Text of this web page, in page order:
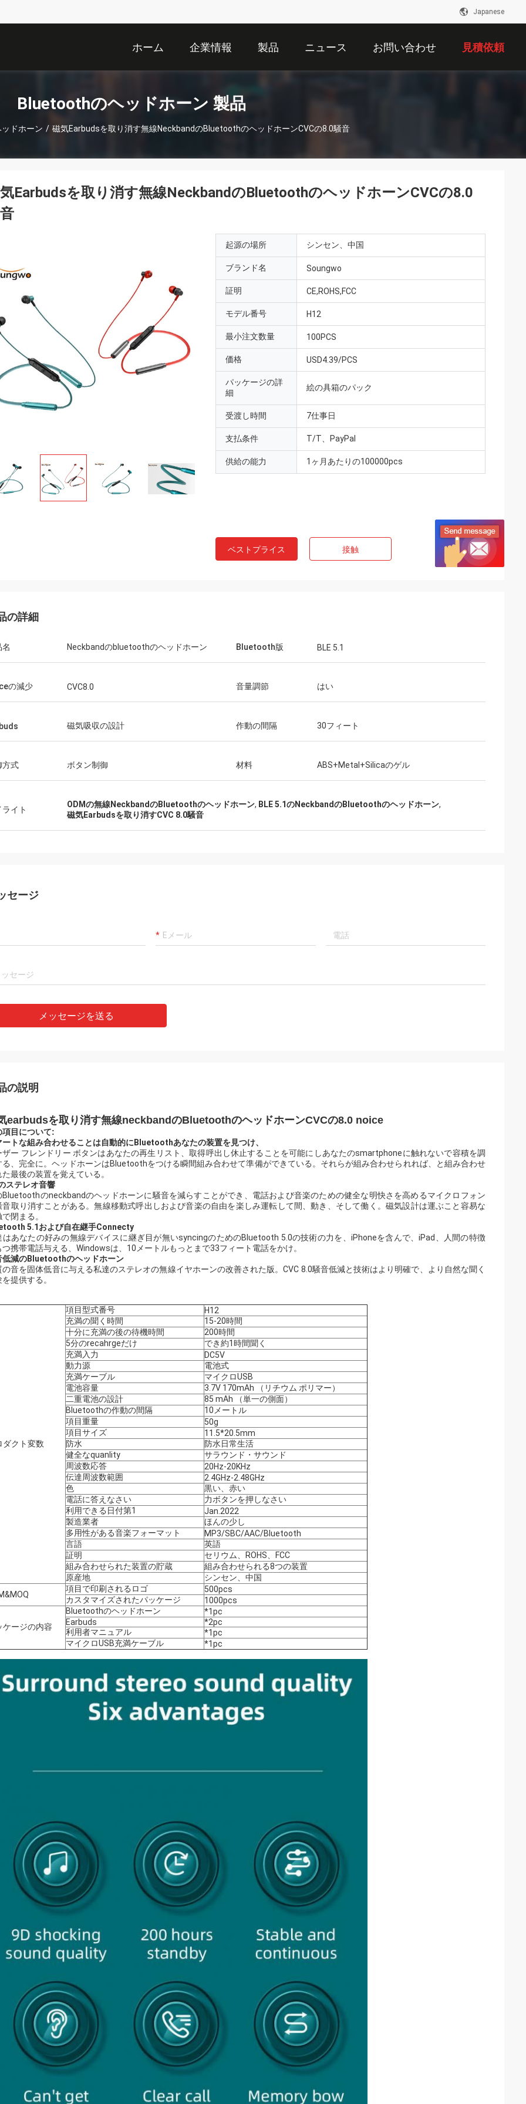
Japanese
ホーム 企業情報 製品 ニュース お問い合わせ 見積依頼
Bluetoothのヘッドホーン 製品
ドホーン / 磁気Earbudsを取り消す無線NeckbandのBluetoothのヘッドホーンCVCの8.0騒音
Earbudsを取り消す無線NeckbandのBluetoothのヘッドホーンCVCの8.0
起源の場所 シンセン、中国
ブランド名 Soungwo
証明 CE,ROHS,FCC
モデル番号 H12
最小注文数量 100PCS
価格 USD4.39/PCS
パッケージの詳
細
絵の具箱のパック
受渡し時間 7仕事日
支払条件 T/T、PayPal
供給の能力 1ヶ月あたりの100000pcs
ベストプライス 接触
の詳細
名 Neckbandのbluetoothのヘッドホーン Bluetooth版 BLE 5.1
の減少 CVC8.0 音量調節 はい
磁気吸収の設計 作動の間隔 30フィート
方式 ボタン制御 材料 ABS+Metal+Silicaのゲル
イト
ODMの無線NeckbandのBluetoothのヘッドホーン, BLE 5.1のNeckbandのBluetoothのヘッドホーン,
磁気Earbudsを取り消すCVC 8.0騒音
セージ
メッセージを送る
の説明
earbudsを取り消す無線neckbandのBluetoothのヘッドホーンCVCの8.0 noice
項目について:
ートな組み合わせることは自動的にBluetoothあなたの装置を見つけ、
ザー フレンドリー ボタンはあなたの再生リスト、取得呼出し休止することを可能にしあなたのsmartphoneに触れないで容積を調
る、完全に。ヘッドホーンはBluetoothをつける瞬間組み合わせて準備ができている。それらが組み合わせられれば、と組み合わせ
た最後の装置を覚えている。
ステレオ音響
Bluetoothのneckbandのヘッドホーンに騒音を減らすことができ、電話および音楽のための健全な明快さを高めるマイクロフォン
音取り消すことがある。無線移動式呼出しおよび音楽の自由を楽しみ運転して間、動き、そして働く。磁気設計は運ぶこと容易な
閉まる。
5.1および自在継手Connecty
はあなたの好みの無線デバイスに継ぎ目が無いsyncingのためのBluetooth 5.0の技術の力を、iPhoneを含んで、iPad、人間の特徴
つ携帯電話与える、Windowsは、10メートルもっとまで33フィート電話をかけ。
低減のBluetoothのヘッドホーン
の音を固体低音に与える私達のステレオの無線イヤホーンの改善された版。CVC 8.0騒音低減と技術はより明確で、より自然な聞く
提供する。
ダクト変数
項目型式番号
H12
充満の聞く時間
15-20時間
十分に充満の後の待機時間
200時間
5分のrecahrgeだけ
でき約1時間聞く
充満入力
DC5V
動力源
電池式
充満ケーブル
マイクロUSB
電池容量
3.7V 170mAh （リチウム ポリマー）
二重電池の設計
85 mAh （単一の側面）
Bluetoothの作動の間隔
10メートル
項目重量
50g
項目サイズ
11.5*20.5mm
防水
防水日常生活
健全なquanlity
サラウンド・サウンド
周波数応答
20Hz-20KHz
伝達周波数範囲
2.4GHz-2.48GHz
色
黒い、赤い
電話に答えなさい
力ボタンを押しなさい
利用できる日付第1
Jan.2022
製造業者
ほんの少し
多用性がある音楽フォーマット
MP3/SBC/AAC/Bluetooth
言語
英語
証明
セリウム、ROHS、FCC
組み合わせられた装置の貯蔵
組み合わせられる8つの装置
原産地
シンセン、中国
項目で印刷されるロゴ
500pcs
カスタマイズされたパッケージ
1000pcs
ケージの内容
Bluetoothのヘッドホーン
*1pc
Earbuds
*2pc
利用者マニュアル
*1pc
マイクロUSB充満ケーブル
*1pc